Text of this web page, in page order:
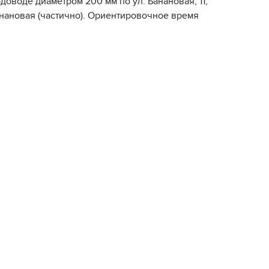
(частично). Ориентировочное время